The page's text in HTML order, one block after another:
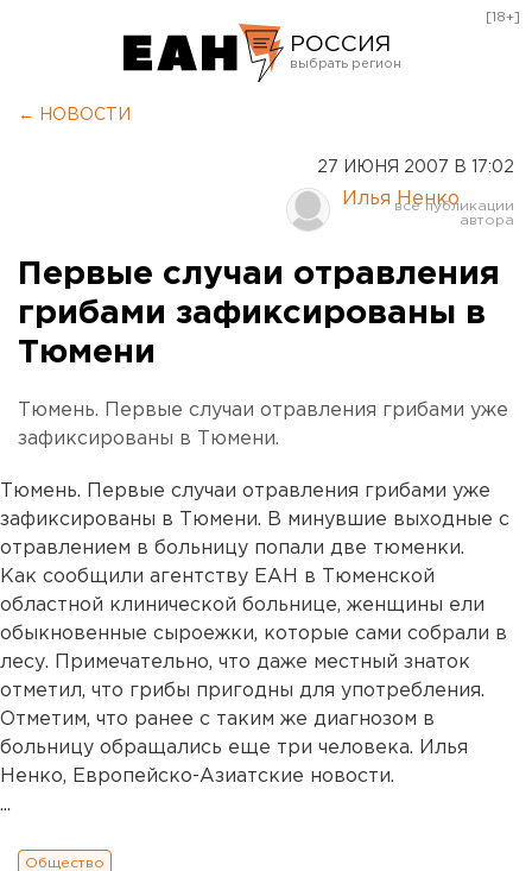
РОССИЯ
Курган
Оренбург
[18+]
← НОВОСТИ
27 ИЮНЯ 2007 В 17:02
Илья Ненко
Первые случаи отравления
грибами зафиксированы в
Тюмени
Тюмень. Первые случаи отравления грибами уже
зафиксированы в Тюмени.
Тюмень. Первые случаи отравления грибами уже
зафиксированы в Тюмени. В минувшие выходные с
отравлением в больницу попали две тюменки.
Как сообщили агентству ЕАН в Тюменской
областной клинической больнице, женщины ели
обыкновенные сыроежки, которые сами собрали в
лесу. Примечательно, что даже местный знаток
отметил, что грибы пригодны для употребления.
Отметим, что ранее с таким же диагнозом в
больницу обращались еще три человека. Илья
Ненко, Европейско-Азиатские новости.
...
Общество